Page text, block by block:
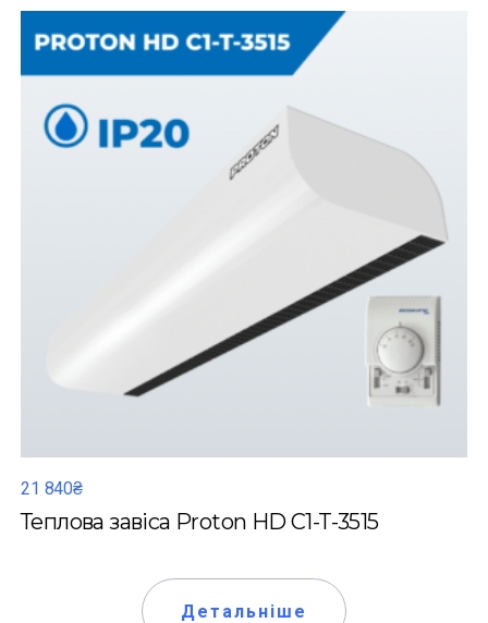
21 840₴
Теплова завіса Proton HD C1-T-3515
Детальніше